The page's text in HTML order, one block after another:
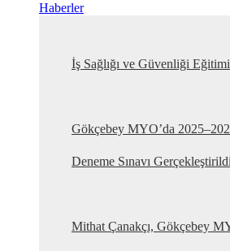
Haberler
İş Sağlığı ve Güvenliği
Gökçebey MYO’da
Deneme Sınavı Gerçekleştirildi
Mithat Çanakçı, Gökçebey